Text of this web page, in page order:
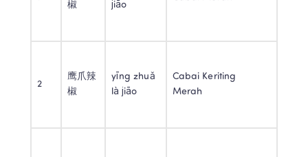
椒
jiāo
2
鹰爪辣
椒
yīng zhuǎ
là jiāo
Cabai Keriting
Merah